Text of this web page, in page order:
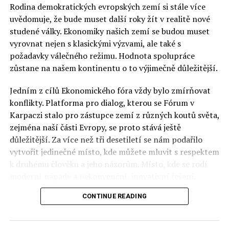
Rodina demokratických evropských zemí si stále více
uvědomuje, že bude muset další roky žít v realitě nové
studené války. Ekonomiky našich zemí se budou muset
vyrovnat nejen s klasickými výzvami, ale také s
požadavky válečného režimu. Hodnota spolupráce
zůstane na našem kontinentu o to výjimečně důležitější.
Jedním z cílů Ekonomického fóra vždy bylo zmírňovat
konflikty. Platforma pro dialog, kterou se Fórum v
Karpaczi stalo pro zástupce zemí z různých koutů světa,
zejména naší části Evropy, se proto stává ještě
důležitější. Za více než tři desetiletí se nám podařilo
vytvořit jedinečné místo, kde můžete mluvit s respektem
k druhému člověku a jeho názorům. Místo, kde se rodí
Polsko musí mít instituce, jejichž horizont činnosti je
politický tým. Pouze to vám dává šanci skutečně řešit
CONTINUE READING